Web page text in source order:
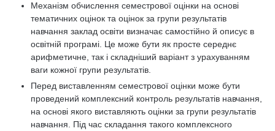
Механізм обчислення семестрової оцінки на основі
тематичних оцінок та оцінок за групи результатів
навчання заклад освіти визначає самостійно й описує в
освітній програмі. Це може бути як просте середнє
арифметичне, так і складніший варіант з урахуванням
ваги кожної групи результатів.
Перед виставленням семестрової оцінки може бути
проведений комплексний контроль результатів навчання,
на основі якого виставляють оцінки за групи результатів
навчання. Під час складання такого комплексного